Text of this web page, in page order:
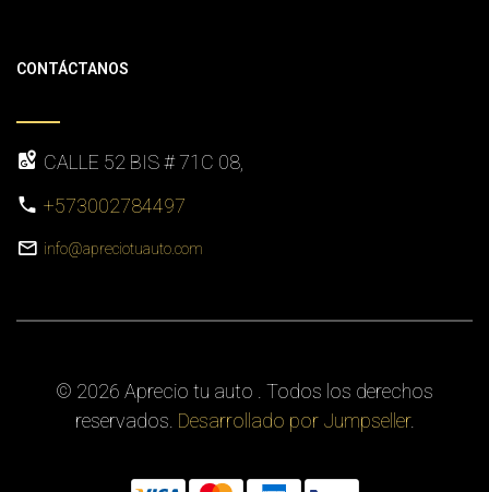
CONTÁCTANOS
CALLE 52 BIS # 71C 08,
+573002784497
info@apreciotuauto.com
© 2026 Aprecio tu auto . Todos los derechos
reservados. Desarrollado por Jumpseller.